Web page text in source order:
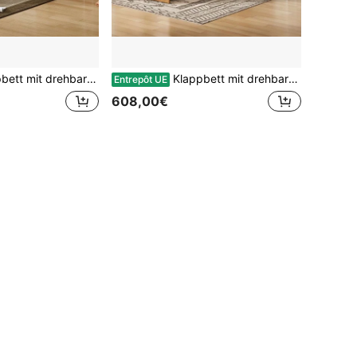
Matratze, platzsparendes Schrankbett mit Rollen, ideal für kleine Räume, Gästezimmer und Homeoffice Entrepôt UE Klappbett mit drehbarem Schreibtisch und Matratze, platzsparendes Schrankbett mit Rollen, ideal für kleine Räume, Gästezimmer und Homeoffice
608,00€